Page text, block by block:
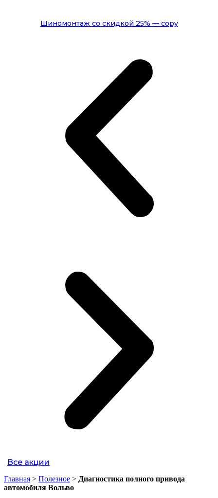
Антибактериальная обработка системы кондиционирования
Восстановление работоспособности системы зарядки аккумулятора
Установка и настройка дополнительного оборудования для
Замена датчика пневмоподвески Вольво
Замена замка зажигания Вольво
Настройка и ремонт стеклоочистителей и омывателей Вольво
Ремонт или замена предохранителей автомобиля Volvo
Ремонт турбин автомобиля Volvo
Ремонт топливной системы Вольво
Ремонт топливной аппаратуры дизельных двигателей Вольво
Ремонт системы охлаждения двигателя Volvo
Ремонт радиатора охлаждения Вольво
Ремонт предпускового обогревателя автомобиля Volvo
Ремонт масляного насоса Volvo
Ремонт инжектора автомобиля Вольво
Ремонт и чистка форсунок автомобиля Volvo
Ремонт актуатора турбины Вольво
Промывка систем автомобиля Volvo
Шиномонтаж со скидкой 25% — copy
Все акции
Главная > Полезное > Диагностика полного привода
автомобиля Вольво